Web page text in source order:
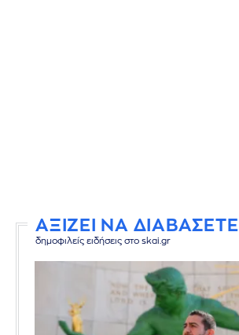
ΑΞΙΖΕΙ ΝΑ ΔΙΑΒΑΣΕΤΕ
δημοφιλείς ειδήσεις στο skai.gr